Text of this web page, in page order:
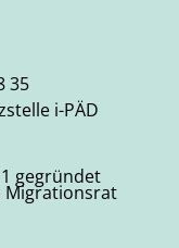
35
i-PÄD
gegründet
Migrationsrat